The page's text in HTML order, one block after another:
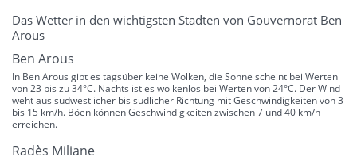
Das Wetter in den wichtigsten Städten von Gouvernorat Ben
Arous
Ben Arous
In Ben Arous gibt es tagsüber keine Wolken, die Sonne scheint bei Werten
von 23 bis zu 34°C. Nachts ist es wolkenlos bei Werten von 24°C. Der Wind
weht aus südwestlicher bis südlicher Richtung mit Geschwindigkeiten von 3
bis 15 km/h. Böen können Geschwindigkeiten zwischen 7 und 40 km/h
erreichen.
Radès Miliane